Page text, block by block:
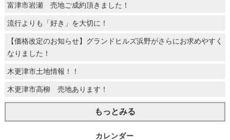
富津市岩瀬 売地ご成約頂きました！
流行よりも「好き」を大切に！
【価格改定のお知らせ】グランドヒルズ浜野がさらにお求めやすく
なりました！
木更津市土地情報！！
木更津市高柳 売地あります！
もっとみる
カレンダー